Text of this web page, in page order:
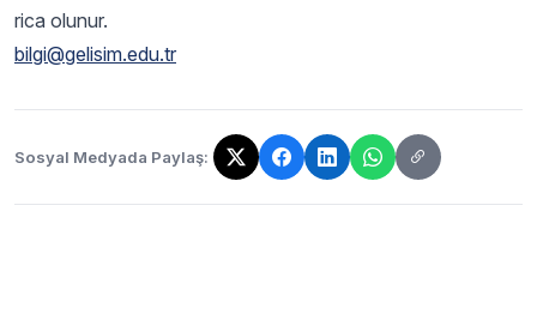
rica olunur.
bilgi@gelisim.edu.tr
Sosyal Medyada Paylaş:
Bağlantı kopyalandı!